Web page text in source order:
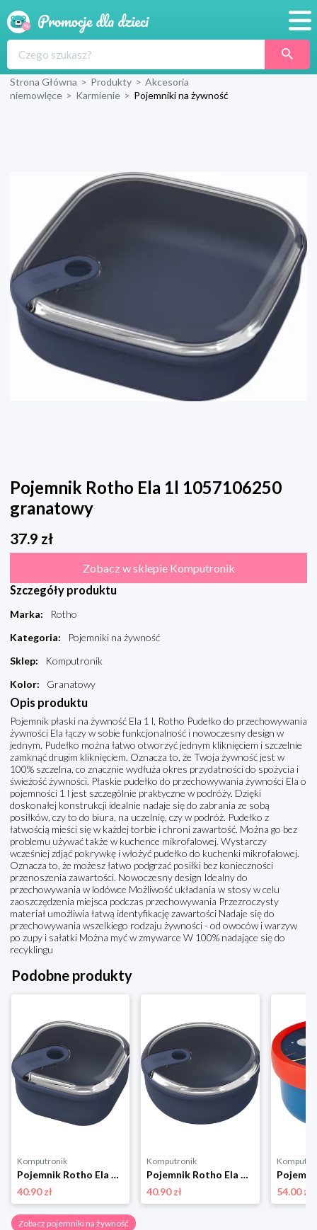
Produkty
Wyprawka
Strona Główna > Produkty > Akcesoria
niemowlęce > Karmienie > Pojemniki na żywność
Pojemnik Rotho Ela 1l 1057106250
granatowy
37.9 zł
Zobacz w sklepie Komputronik
Szczegóły produktu
Marka:
Rotho
Kategoria:
Pojemniki na żywność
Sklep:
Komputronik
Kolor: Granatowy
Opis produktu
Pojemnik płaski na żywność Ela 1 l, Rotho Pudełko do przechowywania
żywności Ela łączy w sobie funkcjonalność i nowoczesny design w
jednym. Pudełko można łatwo otworzyć jednym kliknięciem i szczelnie
zamknąć drugim kliknięciem. Oznacza to, że Twoja żywność jest w
100% szczelna, co znacznie wydłuża okres przydatności do spożycia i
świeżość żywności. Płaskie pudełko do przechowywania żywności Ela o
pojemności 1 l jest szczególnie praktyczne w podróży. Dzięki
doskonałej konstrukcji idealnie nadaje się do zabrania ze sobą
posiłków, czy to do biura, na uczelnię, czy w podróż. Pudełko z
łatwością mieści się w każdej torbie i chroni zawartość. Można go bez
problemu używać także w kuchence mikrofalowej. Wystarczy
wcześniej zdjąć pokrywkę i włożyć pudełko do kuchenki mikrofalowej.
Oznacza to, że możesz łatwo podgrzać posiłki bez konieczności
przenoszenia zawartości. Nowoczesny design Idealny do
przechowywania w lodówce Możliwość układania w stosy w celu
zaoszczędzenia miejsca podczas przechowywania Przezroczysty
materiał umożliwia łatwą identyfikację zawartości Nadaje się do
przechowywania wszelkiego rodzaju żywności - od owoców i warzyw
po zupy i sałatki Można myć w zmywarce W 100% nadające się do
recyklingu
Podobne produkty
Komputronik
Pojemnik Rotho Ela 2l 1057306250 granatowy
40.90 zł
Komputronik
Pojemnik Rotho Ela 1,8l 1056906250 granatowy
40.90 zł
54.00 zł
Zobacz pojemniki na żywność